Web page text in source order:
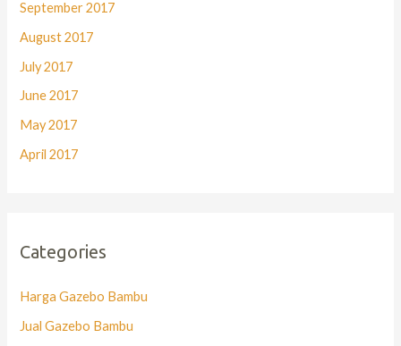
September 2017
August 2017
July 2017
June 2017
May 2017
April 2017
Categories
Harga Gazebo Bambu
Jual Gazebo Bambu